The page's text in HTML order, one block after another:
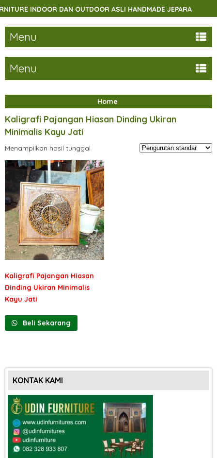
INDOOR DAN OUTDOOR ASLI HANDMADE JEPARA
Menu
Menu
Home
Kaligrafi Pajangan Hiasan Dinding Ukiran
Minimalis Kayu Jati
Menampilkan hasil tunggal
Kaligrafi Pajangan Hiasan
Dinding Ukiran Minimalis
Kayu Jati
Beli Sekarang
KONTAK KAMI